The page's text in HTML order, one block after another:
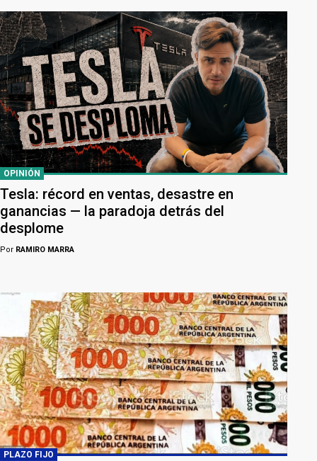
OPINIÓN
Tesla: récord en ventas, desastre en
ganancias — la paradoja detrás del
desplome
Por RAMIRO MARRA
PLAZO FIJO